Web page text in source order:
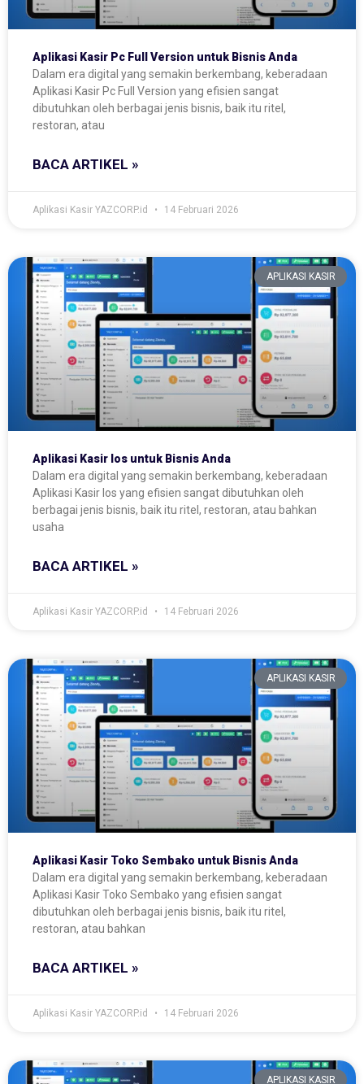
Aplikasi Kasir Pc Full Version untuk Bisnis Anda
Dalam era digital yang semakin berkembang, keberadaan
Aplikasi Kasir Pc Full Version yang efisien sangat
dibutuhkan oleh berbagai jenis bisnis, baik itu ritel,
restoran, atau
BACA ARTIKEL »
Aplikasi Kasir YAZCORP.id 14 Februari 2026
APLIKASI KASIR
Aplikasi Kasir Ios untuk Bisnis Anda
Dalam era digital yang semakin berkembang, keberadaan
Aplikasi Kasir Ios yang efisien sangat dibutuhkan oleh
berbagai jenis bisnis, baik itu ritel, restoran, atau bahkan
usaha
BACA ARTIKEL »
Aplikasi Kasir YAZCORP.id 14 Februari 2026
APLIKASI KASIR
Aplikasi Kasir Toko Sembako untuk Bisnis Anda
Dalam era digital yang semakin berkembang, keberadaan
Aplikasi Kasir Toko Sembako yang efisien sangat
dibutuhkan oleh berbagai jenis bisnis, baik itu ritel,
restoran, atau bahkan
BACA ARTIKEL »
Aplikasi Kasir YAZCORP.id 14 Februari 2026
APLIKASI KASIR